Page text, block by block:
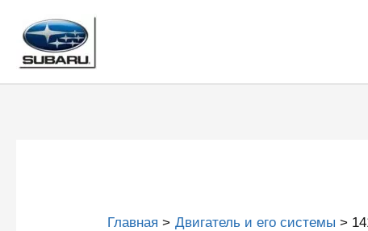
содержимому
Главная Двигатель и его системы